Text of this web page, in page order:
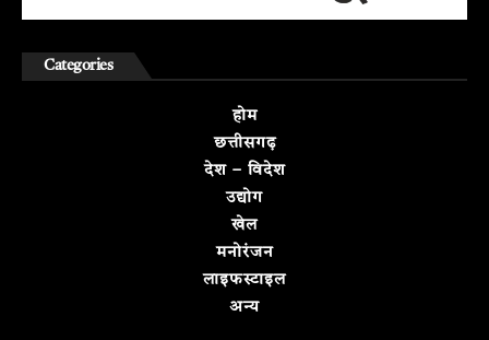
Categories
होम
छत्तीसगढ़
देश – विदेश
उद्योग
खेल
मनोरंजन
लाइफस्टाइल
अन्य